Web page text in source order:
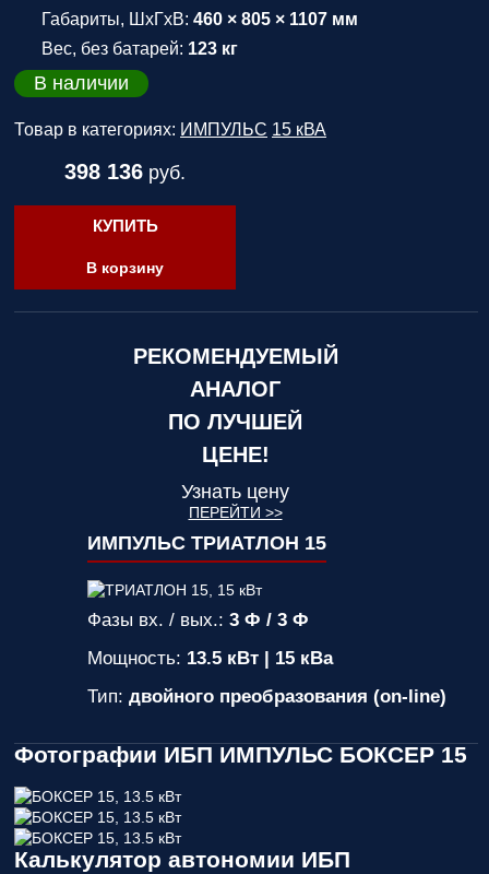
Габариты, ШхГхВ: 460 × 805 × 1107 мм
Вес, без батарей: 123 кг
В наличии
Товар в категориях: ИМПУЛЬС 15 кВА
398 136 руб.
КУПИТЬ
В корзину
РЕКОМЕНДУЕМЫЙ
АНАЛОГ
ПО ЛУЧШЕЙ
ЦЕНЕ!
Узнать цену
ПЕРЕЙТИ >>
ИМПУЛЬС ТРИАТЛОН 15
Фазы вх. / вых.:3 Ф / 3 Ф
Мощность: 13.5 кВт | 15 кВа
Тип:двойного преобразования (on-line)
Фотографии ИБП ИМПУЛЬС БОКСЕР 15
Калькулятор автономии ИБП